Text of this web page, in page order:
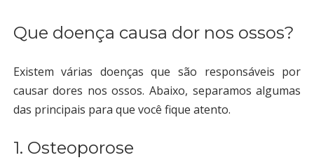
Que doença causa dor nos ossos?
Existem várias doenças que são responsáveis por
causar dores nos ossos. Abaixo, separamos algumas
das principais para que você fique atento.
1. Osteoporose